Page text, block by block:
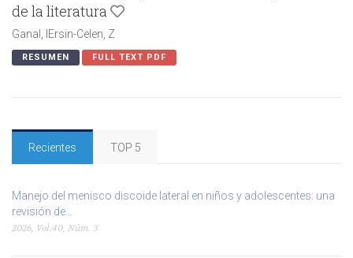
de la literatura
Ganal, IErsin-Celen, Z
RESUMEN FULL TEXT PDF
Recientes TOP 5
Manejo del menisco discoide lateral en niños y adolescentes: una
revisión de...
2026, Vol.40, Núm. 3